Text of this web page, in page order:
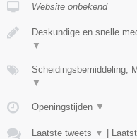
Website onbekend
Deskundige en snelle
▼
Scheidingsbemiddeling,
▼
Openingstijden ▼
Laatste tweets ▼